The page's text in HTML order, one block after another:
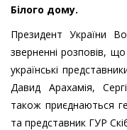
Білого дому.
Президент України
зверненні розповів,
українські
Давид Арахамія,
також приєднаються
та представник ГУР